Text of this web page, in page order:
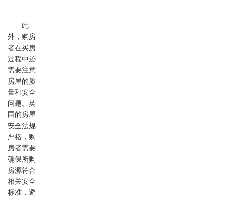
此
外，购房
者在买房
过程中还
需要注意
房屋的质
量和安全
问题。英
国的房屋
安全法规
严格，购
房者需要
确保所购
房源符合
相关安全
标准，避